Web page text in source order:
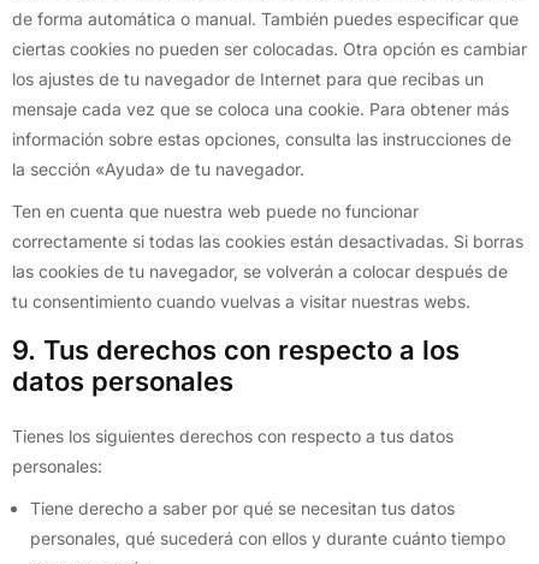
de forma automática o manual. También puedes especificar que
ciertas cookies no pueden ser colocadas. Otra opción es cambiar
los ajustes de tu navegador de Internet para que recibas un
mensaje cada vez que se coloca una cookie. Para obtener más
información sobre estas opciones, consulta las instrucciones de
la sección «Ayuda» de tu navegador.
Ten en cuenta que nuestra web puede no funcionar
correctamente si todas las cookies están desactivadas. Si borras
las cookies de tu navegador, se volverán a colocar después de
tu consentimiento cuando vuelvas a visitar nuestras webs.
9. Tus derechos con respecto a los
datos personales
Tienes los siguientes derechos con respecto a tus datos
personales:
Tiene derecho a saber por qué se necesitan tus datos
personales, qué sucederá con ellos y durante cuánto tiempo